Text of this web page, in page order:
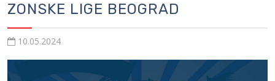
ZONSKE LIGE BEOGRAD
10.05.2024